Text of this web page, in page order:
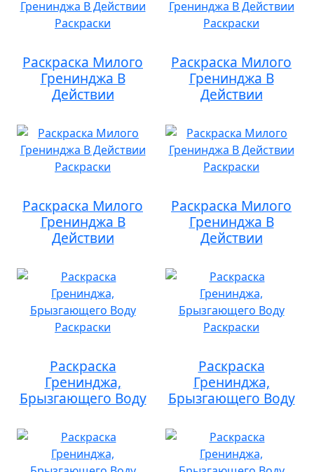
Раскраска Милого
Гренинджа В
Действии
Раскраска Милого
Гренинджа В
Действии
Раскраска Милого
Гренинджа В
Действии
Раскраска Милого
Гренинджа В
Действии
Раскраска
Гренинджа,
Брызгающего Воду
Раскраска
Гренинджа,
Брызгающего Воду